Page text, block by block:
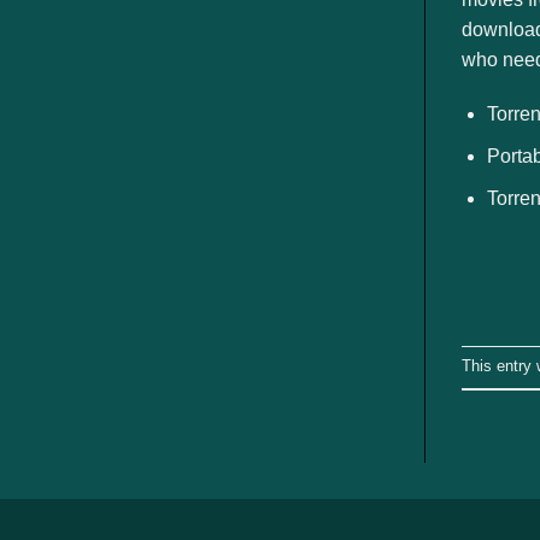
who
This entry